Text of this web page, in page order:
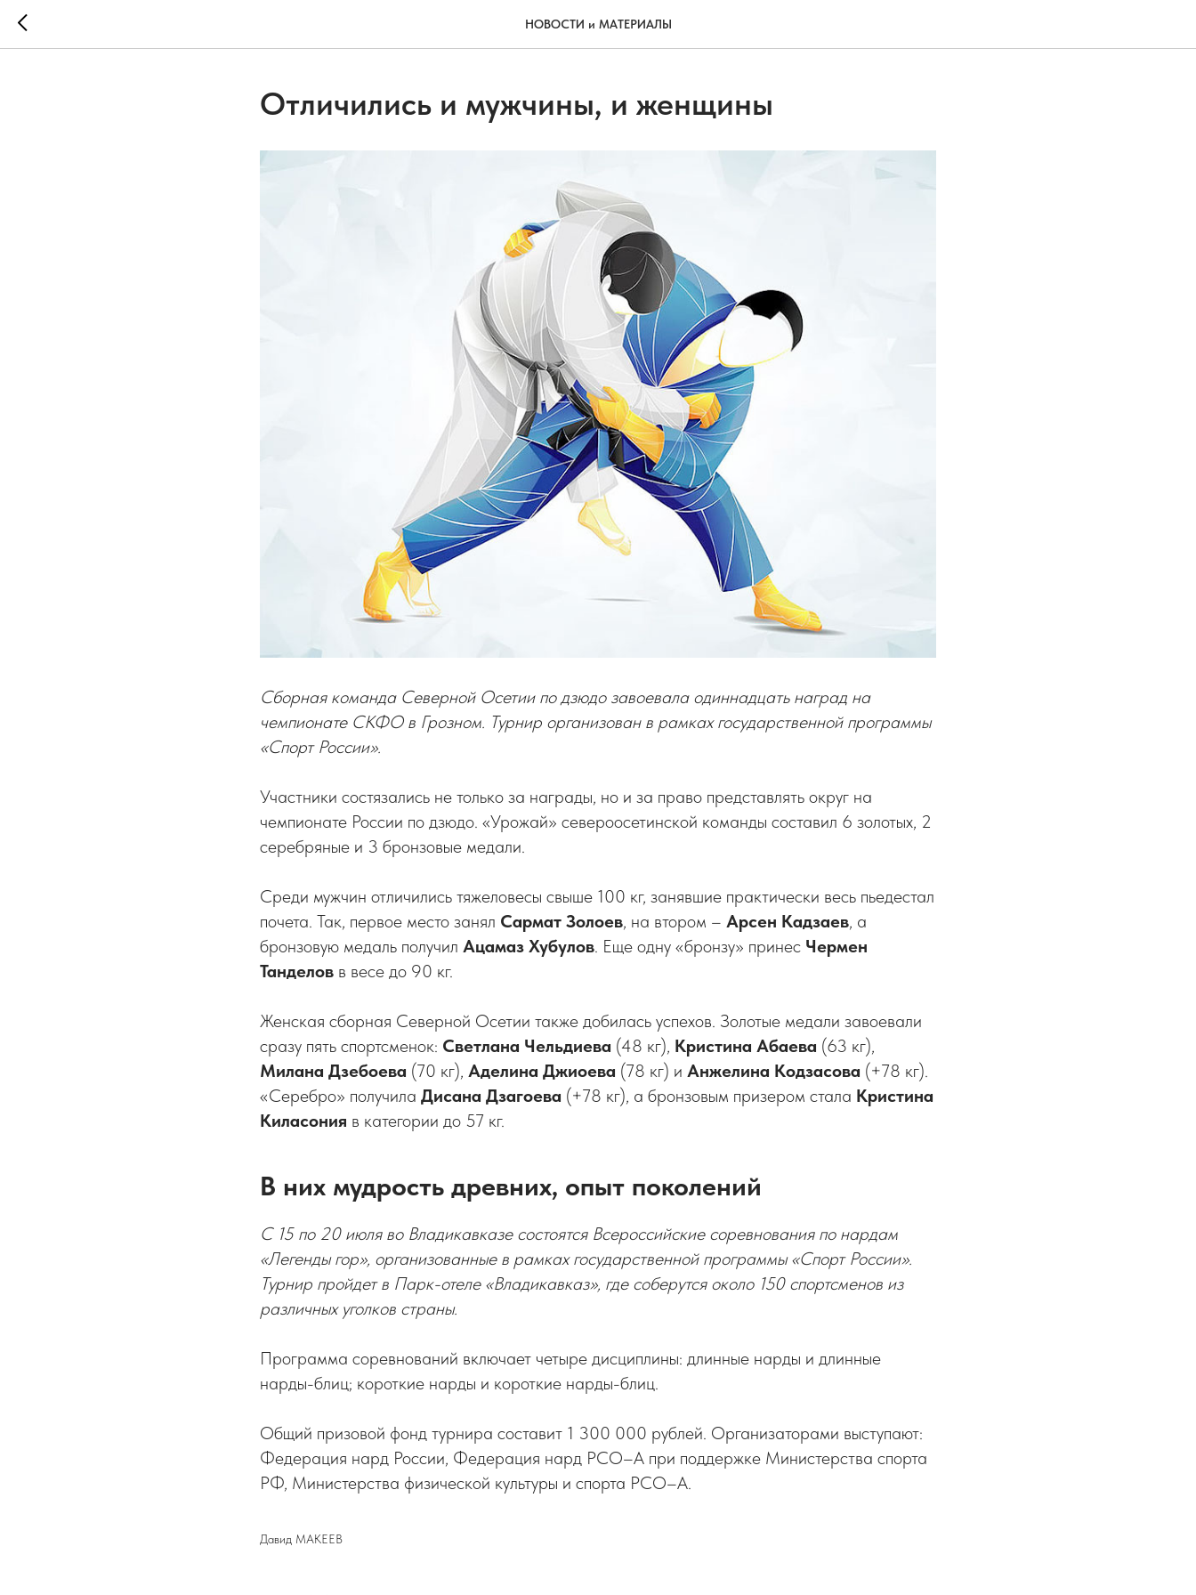
НОВОСТИ и МАТЕРИАЛЫ
Отличились и мужчины, и женщины
Сборная команда Северной Осетии по дзюдо завоевала одиннадцать наград на
чемпионате СКФО в Грозном. Турнир организован в рамках государственной программы
«Спорт России».
Участники состязались не только за награды, но и за право представлять округ на
чемпионате России по дзюдо. «Урожай» североосетинской команды составил 6 золотых, 2
серебряные и 3 бронзовые медали.
Среди мужчин отличились тяжеловесы свыше 100 кг, занявшие практически весь пьедестал
почета. Так, первое место занял Сармат Золоев, на втором – Арсен Кадзаев, а
бронзовую медаль получил Ацамаз Хубулов. Еще одну «бронзу» принес Чермен
Танделов в весе до 90 кг.
Женская сборная Северной Осетии также добилась успехов. Золотые медали завоевали
сразу пять спортсменок: Светлана Чельдиева (48 кг), Кристина Абаева (63 кг),
Милана Дзебоева (70 кг), Аделина Джиоева (78 кг) и Анжелина Кодзасова (+78 кг).
«Серебро» получила Дисана Дзагоева (+78 кг), а бронзовым призером стала Кристина
Киласония в категории до 57 кг.
В них мудрость древних, опыт поколений
С 15 по 20 июля во Владикавказе состоятся Всероссийские соревнования по нардам
«Легенды гор», организованные в рамках государственной программы «Спорт России».
Турнир пройдет в Парк-отеле «Владикавказ», где соберутся около 150 спортсменов из
различных уголков страны.
Программа соревнований включает четыре дисциплины: длинные нарды и длинные
нарды-блиц; короткие нарды и короткие нарды-блиц.
Общий призовой фонд турнира составит 1 300 000 рублей. Организаторами выступают:
Федерация нард России, Федерация нард РСО–А при поддержке Министерства спорта
РФ, Министерства физической культуры и спорта РСО–А.
Давид МАКЕЕВ